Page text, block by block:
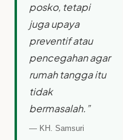
posko, tetapi
juga upaya
preventif atau
pencegahan agar
rumah tangga itu
tidak
bermasalah.”
— KH. Samsuri